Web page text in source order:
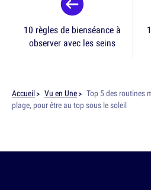
10 règles de bienséance à
observer avec les seins
Accueil Vu en Une
Top 5 des routines
plage, pour être au top sous le soleil